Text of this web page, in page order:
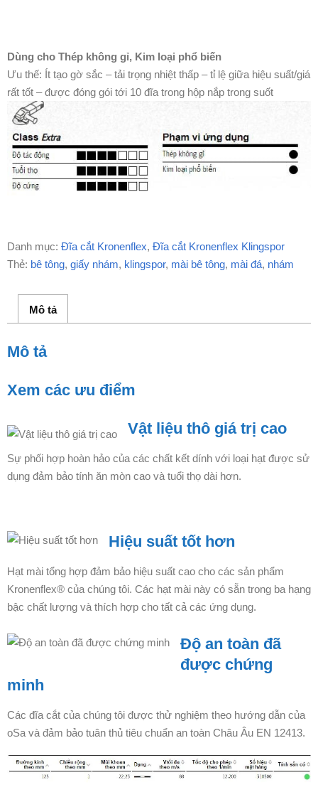
Dùng cho Thép không gỉ, Kim loại phổ biến
Ưu thế: Ít tạo gờ sắc – tải trọng nhiệt thấp – tỉ lệ giữa hiệu suất/giá
rất tốt – được đóng gói tới 10 đĩa trong hộp nắp trong suốt
Danh mục: Đĩa cắt Kronenflex, Đĩa cắt Kronenflex Klingspor
Thẻ: bê tông, giấy nhám, klingspor, mài bê tông, mài đá, nhám
Mô tả
Mô tả
Xem các ưu điểm
Vật liệu thô giá trị cao
Sự phối hợp hoàn hảo của các chất kết dính với loại hạt được sử
dụng đảm bảo tính ăn mòn cao và tuổi thọ dài hơn.
Hiệu suất tốt hơn
Hạt mài tổng hợp đảm bảo hiệu suất cao cho các sản phẩm
Kronenflex® của chúng tôi. Các hạt mài này có sẵn trong ba hạng
bậc chất lượng và thích hợp cho tất cả các ứng dụng.
Độ an toàn đã
được chứng
minh
Các đĩa cắt của chúng tôi được thử nghiệm theo hướng dẫn của
oSa và đảm bảo tuân thủ tiêu chuẩn an toàn Châu Âu EN 12413.